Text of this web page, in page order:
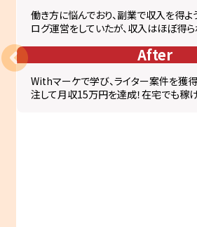
働き方に悩んでおり、副業で収入を得
ログ運営をしていたが、収入はほぼ得ら
After
Withマーケで学び、ライター案件を獲
注して月収15万円を達成！在宅でも稼げ